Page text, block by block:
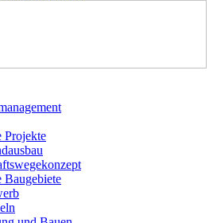
Projekte
Baugebiete